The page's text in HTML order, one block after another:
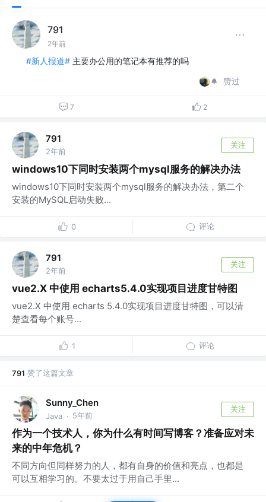
791
2年前
#新人报道# 主要办公用的笔记本有推荐的吗
赞过
7 2
791
2年前
关注
windows10下同时安装两个mysql服务的解决办法
windows10下同时安装两个mysql服务的解决办法，第二个
安装的MySQL启动失败...
0 评论
791
2年前
关注
vue2.X 中使用 echarts5.4.0实现项目进度甘特图
vue2.X 中使用 echarts 5.4.0实现项目进度甘特图，可以清
楚查看每个账号...
1 评论
791 赞了这篇文章
Sunny_Chen
Java · 5年前
关注
作为一个技术人，你为什么有时间写博客？准备应对未
来的中年危机？
不同方向但同样努力的人，都有自身的价值和亮点，也都是
可以互相学习的。不要太过于用自己手里...